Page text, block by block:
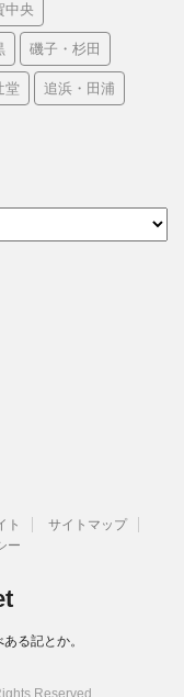
中央
磯子・杉田
堂 追浜・田浦
ト
サイトマップ
ー
る記とか。
Reserved.